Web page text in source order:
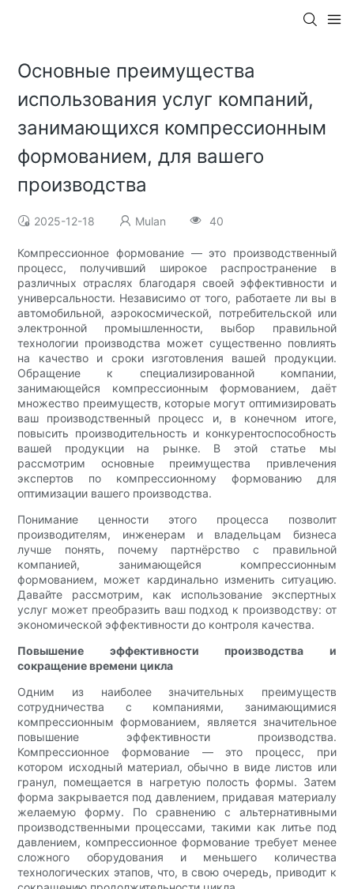
Основные преимущества
использования услуг компаний,
занимающихся компрессионным
формованием, для вашего
производства
2025-12-18 Mulan 40
Компрессионное формование — это производственный
процесс, получивший широкое распространение в
различных отраслях благодаря своей эффективности и
универсальности. Независимо от того, работаете ли вы в
автомобильной, аэрокосмической, потребительской или
электронной промышленности, выбор правильной
технологии производства может существенно повлиять
на качество и сроки изготовления вашей продукции.
Обращение к специализированной компании,
занимающейся компрессионным формованием, даёт
множество преимуществ, которые могут оптимизировать
ваш производственный процесс и, в конечном итоге,
повысить производительность и конкурентоспособность
вашей продукции на рынке. В этой статье мы
рассмотрим основные преимущества привлечения
экспертов по компрессионному формованию для
оптимизации вашего производства.
Понимание ценности этого процесса позволит
производителям, инженерам и владельцам бизнеса
лучше понять, почему партнёрство с правильной
компанией, занимающейся компрессионным
формованием, может кардинально изменить ситуацию.
Давайте рассмотрим, как использование экспертных
услуг может преобразить ваш подход к производству: от
экономической эффективности до контроля качества.
Повышение эффективности производства и
сокращение времени цикла
Одним из наиболее значительных преимуществ
сотрудничества с компаниями, занимающимися
компрессионным формованием, является значительное
повышение эффективности производства.
Компрессионное формование — это процесс, при
котором исходный материал, обычно в виде листов или
гранул, помещается в нагретую полость формы. Затем
форма закрывается под давлением, придавая материалу
желаемую форму. По сравнению с альтернативными
производственными процессами, такими как литье под
давлением, компрессионное формование требует менее
сложного оборудования и меньшего количества
технологических этапов, что, в свою очередь, приводит к